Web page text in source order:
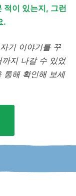
적이 있는지, 그런
.
기 이야기를 꾸
지 나갈 수 있었
통해 확인해 보세